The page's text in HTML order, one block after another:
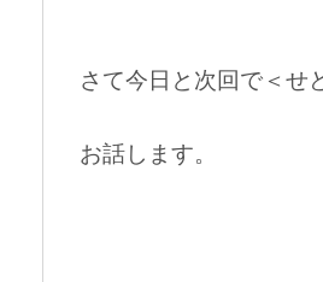
さて今日と次回で＜せ
お話します。